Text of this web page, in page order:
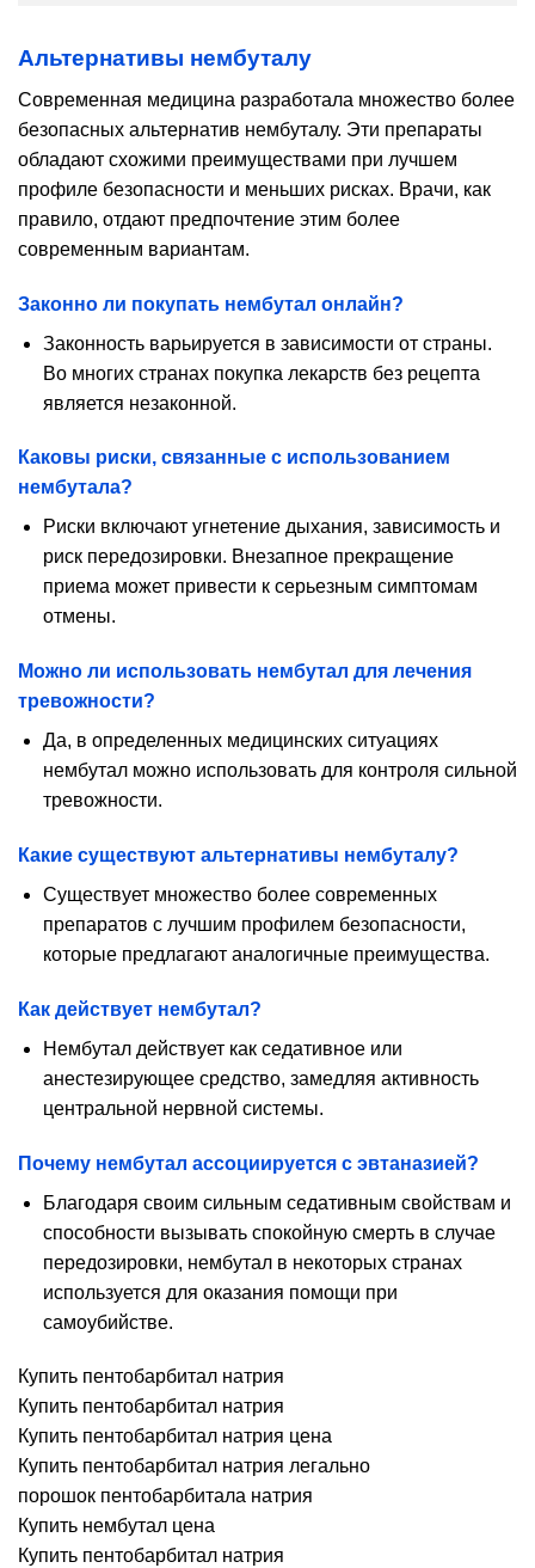
Альтернативы нембуталу
Современная медицина разработала множество более
безопасных альтернатив нембуталу. Эти препараты
обладают схожими преимуществами при лучшем
профиле безопасности и меньших рисках. Врачи, как
правило, отдают предпочтение этим более
современным вариантам.
Законно ли покупать нембутал онлайн?
Законность варьируется в зависимости от страны.
Во многих странах покупка лекарств без рецепта
является незаконной.
Каковы риски, связанные с использованием
нембутала?
Риски включают угнетение дыхания, зависимость и
риск передозировки. Внезапное прекращение
приема может привести к серьезным симптомам
отмены.
Можно ли использовать нембутал для лечения
тревожности?
Да, в определенных медицинских ситуациях
нембутал можно использовать для контроля сильной
тревожности.
Какие существуют альтернативы нембуталу?
Существует множество более современных
препаратов с лучшим профилем безопасности,
которые предлагают аналогичные преимущества.
Как действует нембутал?
Нембутал действует как седативное или
анестезирующее средство, замедляя активность
центральной нервной системы.
Почему нембутал ассоциируется с эвтаназией?
Благодаря своим сильным седативным свойствам и
способности вызывать спокойную смерть в случае
передозировки, нембутал в некоторых странах
используется для оказания помощи при
самоубийстве.
Купить пентобарбитал натрия
Купить пентобарбитал натрия
Купить пентобарбитал натрия цена
Купить пентобарбитал натрия легально
порошок пентобарбитала натрия
Купить нембутал цена
Купить пентобарбитал натрия